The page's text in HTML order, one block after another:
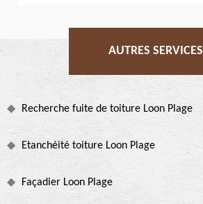
AUTRES SERVICES
Recherche fuite de toiture Loon Plage
Etanchéité toiture Loon Plage
Façadier Loon Plage